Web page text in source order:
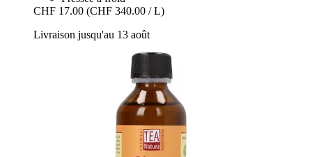
CHF 17.00 (CHF 340.00 / L)
Livraison jusqu'au 13 août